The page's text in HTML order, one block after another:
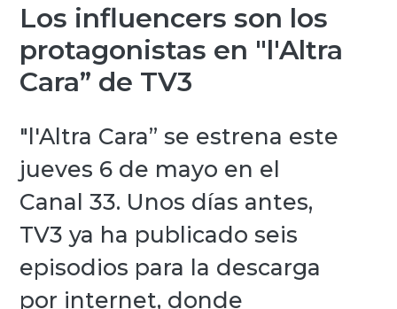
Los influencers son los
protagonistas en "l'Altra
Cara” de TV3
"l'Altra Cara” se estrena este
jueves 6 de mayo en el
Canal 33. Unos días antes,
TV3 ya ha publicado seis
episodios para la descarga
por internet, donde